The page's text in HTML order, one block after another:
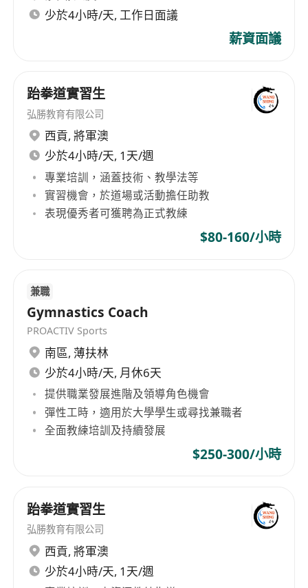
少於4小時/天, 工作日面議
薪資面議
跆拳道實習生
弘勝教育有限公司
西貢, 將軍澳
少於4小時/天, 1天/週
專業培訓，涵蓋技術、教學法等
實習機會，於道場或活動擔任助教
表現優秀者可獲聘為正式教練
$80-160/小時
兼職
Gymnastics Coach
PROACTIV Sports
南區, 薄扶林
少於4小時/天, 月休6天
提供職業發展進階及領導角色機會
彈性工時，適用於大學學生或尋找兼職者
全面教練培訓及持續發展
$250-300/小時
跆拳道實習生
弘勝教育有限公司
西貢, 將軍澳
少於4小時/天, 1天/週